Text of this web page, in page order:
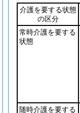
介護を要する状態
の区分
常時介護を要する
状態
随時介護を要する